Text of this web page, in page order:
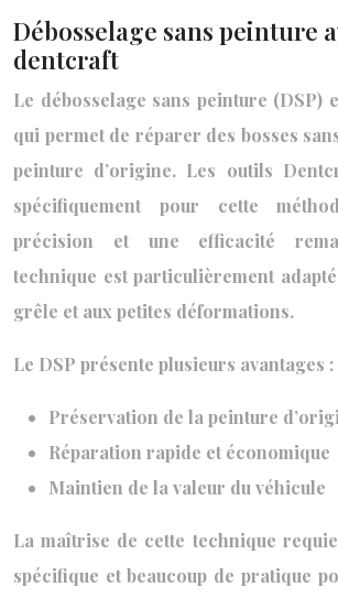
Débosselage sans peinture
dentcraft
Le débosselage sans peinture (DSP)
qui permet de réparer des bosses
peinture d’origine. Les outils
spécifiquement pour cette
précision et une efficacité
technique est particulièrement
grêle et aux petites déformations.
Le DSP présente plusieurs avantages :
Préservation de la peinture
Réparation rapide et économique
Maintien de la valeur du véhicule
La maîtrise de cette technique
spécifique et beaucoup de pratique